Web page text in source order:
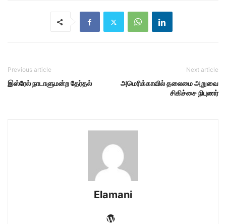
Previous article
இஸ்ரேல் நாடாளுமன்ற தேர்தல்
Next article
அமெரிக்காவில் தலைமை அறுவை
சிகிச்சை நிபுணர்
Elamani